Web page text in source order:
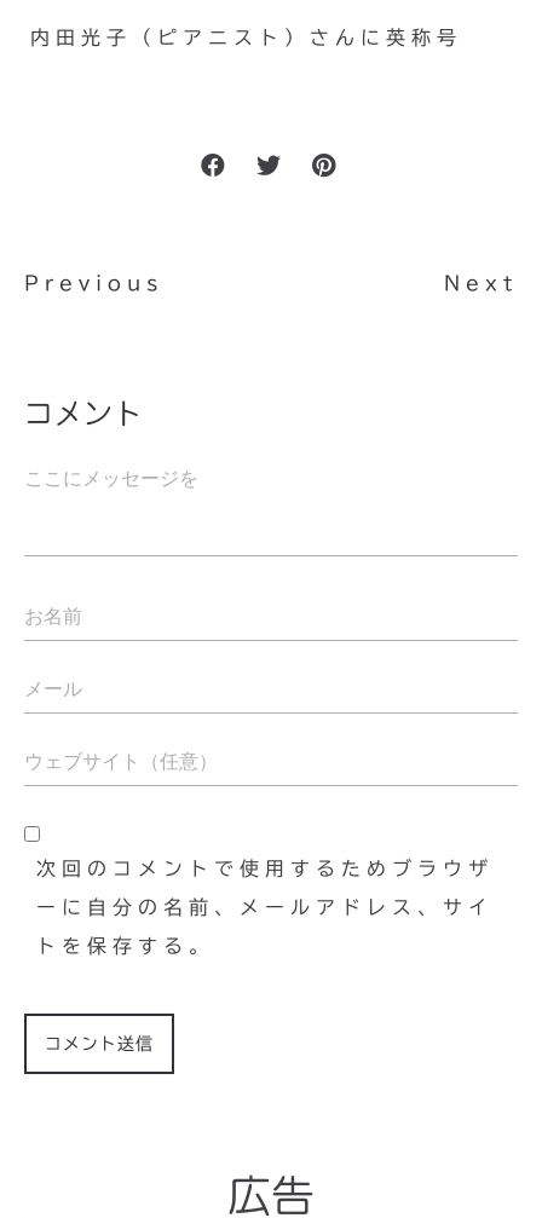
内田光子（ピアニスト）さんに英称号
Previous Next
コメント
次回のコメントで使用するためブラウザ
ーに自分の名前、メールアドレス、サイ
トを保存する。
広告